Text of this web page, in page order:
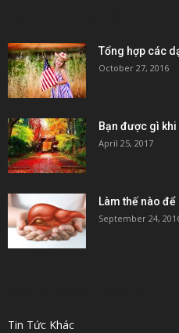
Tổng hợp các
October 27, 2016
Bạn được gì
April 25, 2017
Làm thế nào
September 24,
Tin Tức Khác